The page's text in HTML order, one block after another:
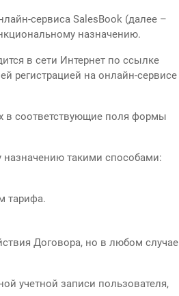
сервиса SalesBook (далее –
назначению.
в сети Интернет по ссылке
регистрацией на онлайн-сервисе
в соответствующие поля формы
назначению такими способами:
тарифа.
Договора, но в любом случае
учетной записи пользователя,